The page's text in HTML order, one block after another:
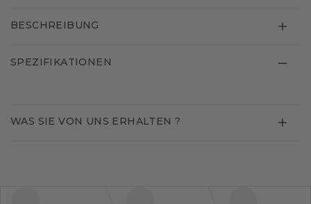
BESCHREIBUNG
SPEZIFIKATIONEN
WAS SIE VON UNS ERHALTEN ?